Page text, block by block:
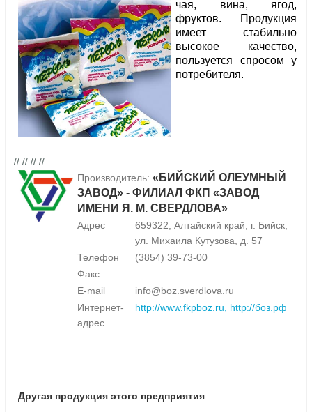
чая, вина, ягод,
фруктов. Продукция
имеет стабильно
высокое качество,
пользуется спросом у
потребителя.
// // // //
Производитель: «БИЙСКИЙ ОЛЕУМНЫЙ
ЗАВОД» - ФИЛИАЛ ФКП «ЗАВОД
ИМЕНИ Я. М. СВЕРДЛОВА»
Адрес
659322, Алтайский край, г. Бийск,
ул. Михаила Кутузова, д. 57
Телефон
(3854) 39-73-00
Факс
E-mail
info@boz.sverdlova.ru
Интернет-
адрес
http://www.fkpboz.ru, http://боз.рф
Другая продукция этого предприятия